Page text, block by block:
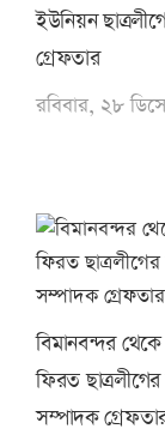
ইউনিয়ন
গ্রেফতার
রবিবার, ২৮
বিমানবন্দর থেকে
ফিরত
সম্পাদক